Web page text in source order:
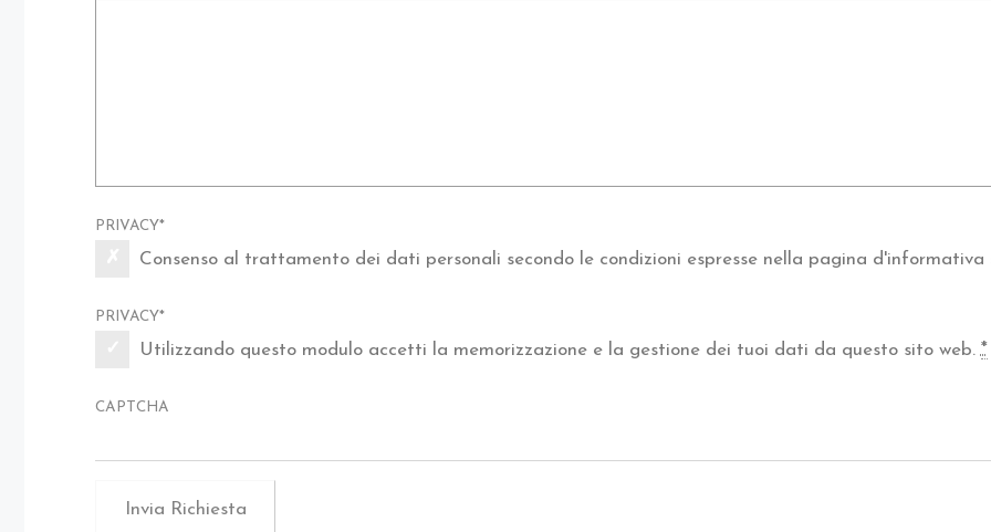
PRIVACY*
Consenso al trattamento dei dati personali secondo le condizioni espresse nella pagina d'informativa
PRIVACY*
Utilizzando questo modulo accetti la memorizzazione e la gestione dei tuoi dati da questo sito web. *
CAPTCHA